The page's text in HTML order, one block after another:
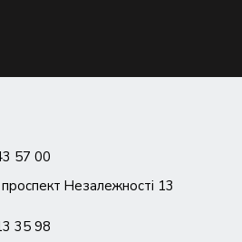
57 00
Незалежності 13
35 98